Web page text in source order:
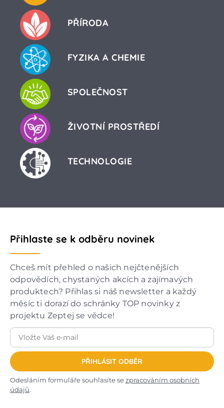
PŘÍRODA
FYZIKA A CHEMIE
SPOLEČNOST
ŽIVOTNÍ PROSTŘEDÍ
TECHNOLOGIE
Přihlaste se k odběru novinek
Chceš mít přehled o našich nejčtenějších
odpovědích, chystaných akcích a zajímavých
produktech? Přihlas si náš newsletter a každý
měsíc ti dorazí do schránky TOP novinky z
projektu Zeptej se vědce!
PŘIHLÁSIT ODBĚR
Odesláním formuláře souhlasíte sezpracováním osobních
údajů.